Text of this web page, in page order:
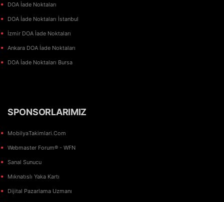
DOA İade Noktaları
DOA İade Noktaları İstanbul
İzmir DOA İade Noktaları
Ankara DOA İade Noktaları
DOA İade Noktaları Bursa
SPONSORLARIMIZ
MobilyaTakimlari.Com
Webmaster Forum® - WFN
Sanal Sunucu
Mıknatıslı Yaka Kartı
Dijital Pazarlama Uzmanı